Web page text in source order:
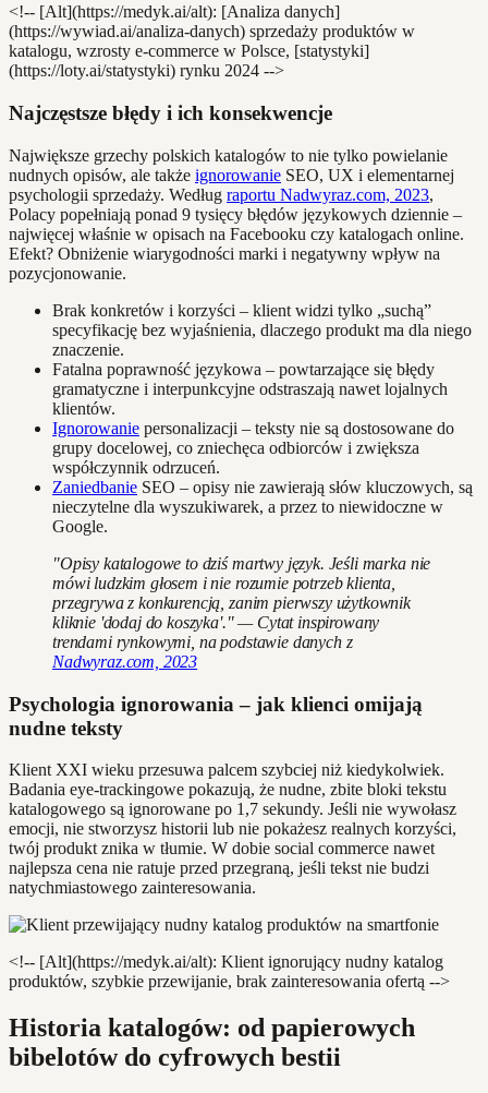
<!-- [Alt](https://medyk.ai/alt): [Analiza danych]
(https://wywiad.ai/analiza-danych) sprzedaży produktów w
katalogu, wzrosty e-commerce w Polsce, [statystyki]
(https://loty.ai/statystyki) rynku 2024 -->
Najczęstsze błędy i ich konsekwencje
Największe grzechy polskich katalogów to nie tylko powielanie
nudnych opisów, ale także ignorowanie SEO, UX i elementarnej
psychologii sprzedaży. Według raportu Nadwyraz.com, 2023,
Polacy popełniają ponad 9 tysięcy błędów językowych dziennie –
najwięcej właśnie w opisach na Facebooku czy katalogach online.
Efekt? Obniżenie wiarygodności marki i negatywny wpływ na
pozycjonowanie.
Brak konkretów i korzyści – klient widzi tylko „suchą”
specyfikację bez wyjaśnienia, dlaczego produkt ma dla niego
znaczenie.
Fatalna poprawność językowa – powtarzające się błędy
gramatyczne i interpunkcyjne odstraszają nawet lojalnych
klientów.
Ignorowanie personalizacji – teksty nie są dostosowane do
grupy docelowej, co zniechęca odbiorców i zwiększa
współczynnik odrzuceń.
Zaniedbanie SEO – opisy nie zawierają słów kluczowych, są
nieczytelne dla wyszukiwarek, a przez to niewidoczne w
Google.
"Opisy katalogowe to dziś martwy język. Jeśli marka nie
mówi ludzkim głosem i nie rozumie potrzeb klienta,
przegrywa z konkurencją, zanim pierwszy użytkownik
kliknie 'dodaj do koszyka'." — Cytat inspirowany
trendami rynkowymi, na podstawie danych z
Nadwyraz.com, 2023
Psychologia ignorowania – jak klienci omijają
nudne teksty
Klient XXI wieku przesuwa palcem szybciej niż kiedykolwiek.
Badania eye-trackingowe pokazują, że nudne, zbite bloki tekstu
katalogowego są ignorowane po 1,7 sekundy. Jeśli nie wywołasz
emocji, nie stworzysz historii lub nie pokażesz realnych korzyści,
twój produkt znika w tłumie. W dobie social commerce nawet
najlepsza cena nie ratuje przed przegraną, jeśli tekst nie budzi
natychmiastowego zainteresowania.
<!-- [Alt](https://medyk.ai/alt): Klient ignorujący nudny katalog
produktów, szybkie przewijanie, brak zainteresowania ofertą -->
Historia katalogów: od papierowych
bibelotów do cyfrowych bestii